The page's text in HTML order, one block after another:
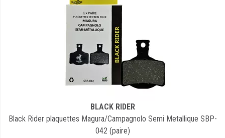
BLACK RIDER
Black Rider plaquettes Magura/Campagnolo Semi Metallique SBP-
042 (paire)